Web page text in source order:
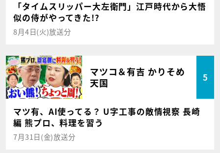
「タイムスリッパー大左衛門」江戸時代から大悟
似の侍がやってきた!?
8月4日(火)放送分
マツコ＆有吉 かりそめ
天国
5
マツ有、AI使ってる？ U字工事の敵情視察 長崎
編 熊プロ、料理を習う
7月31日(金)放送分